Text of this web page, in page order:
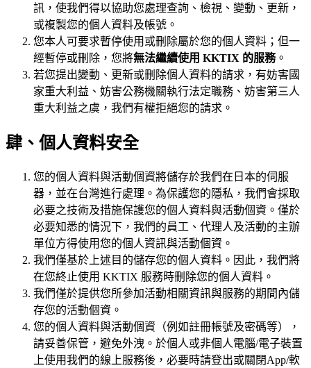
訊，使我們得以協助您處理查詢、檢視、變動、更新，
或複製您的個人資料及帳號。
您本人可要求暫停使用或刪除屬於您的個人資料；但一
經暫停或刪除，您將無法繼續使用 KKTIX 的服務。
若您提出變動、更新或刪除個人資料的請求，有妨害國
家重大利益、妨害公務機關執行法定職務、妨害第三人
重大利益之虞，我們有權拒絕您的請求。
肆、個人資料安全
您的個人資料與活動個資將儲存於我們在日本的伺服
器，並在台灣進行處理。為保護您的隱私，我們會採取
必要之技術及措施保護您的個人資料與活動個資。僅於
必要知悉的情況下，我們的員工、代理人及活動的主辦
單位方得使用您的個人資訊與活動個資。
我們僅基於上述目的儲存您的個人資料。因此，我們將
在您終止使用 KKTIX 服務時刪除您的個人資料。
我們僅於提供您所參加活動相關資訊與服務的期間內儲
存您的活動個資。
您的個人資料與活動個資（例如註冊帳號及密碼等），
請妥善保管，避免外洩。於個人或非個人電腦/電子裝置
上使用我們的線上服務後，必要時請登出或關閉App/軟